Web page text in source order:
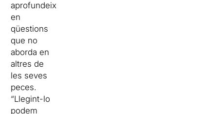
aprofundeix
en
qüestions
que no
aborda en
altres de
les seves
peces.
“Llegint-lo
podem